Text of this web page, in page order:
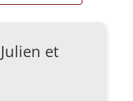
et